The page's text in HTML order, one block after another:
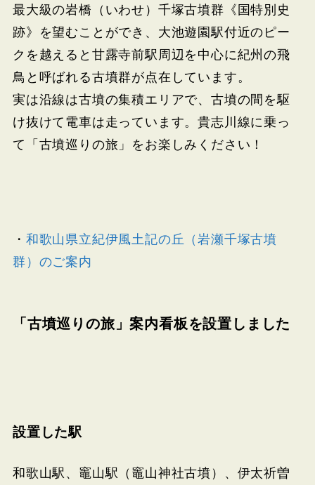
最大級の岩橋（いわせ）千塚古墳群《国特別史
跡》を望むことができ、大池遊園駅付近のピー
クを越えると甘露寺前駅周辺を中心に紀州の飛
鳥と呼ばれる古墳群が点在しています。
実は沿線は古墳の集積エリアで、古墳の間を駆
け抜けて電車は走っています。貴志川線に乗っ
て「古墳巡りの旅」をお楽しみください！
・ 和歌山県立紀伊風土記の丘（岩瀬千塚古墳
群）のご案内
「古墳巡りの旅」案内看板を設置しました
設置した駅
和歌山駅、竈山駅（竈山神社古墳）、伊太祈曽